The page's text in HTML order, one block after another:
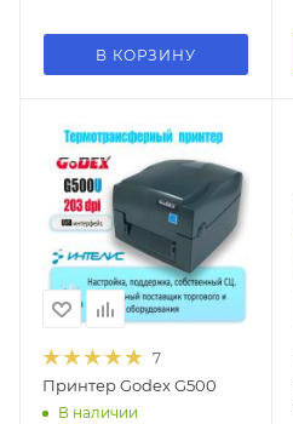
В КОРЗИНУ
7
Принтер Godex G500
В наличии